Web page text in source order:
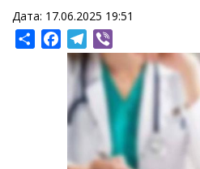
Дата: 17.06.2025 19:51
ShareFacebookTelegram